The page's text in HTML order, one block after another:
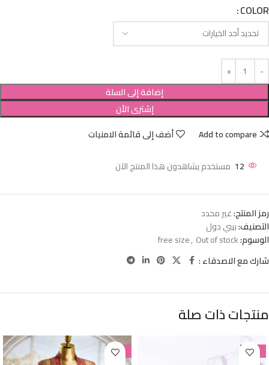
COLOR
إضافة إلى السلة
إشترى الأن
Add to compare
أضف إلى قائمة الامنيات
12 مستخدم يشاهدون هذا المنتج الآن
رمز المنتج:غير محدد
التصنيف:بيبي دول
الوسوم:
free size, Out of stock
شارك مع الاصدقاء :
منتجات ذات صلة
-38%
-38%